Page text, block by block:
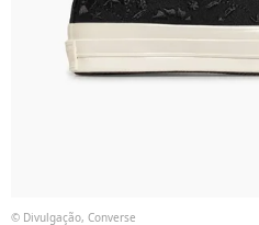
© Divulgação, Converse